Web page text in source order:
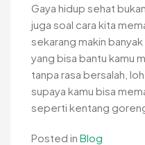
Gaya hidup sehat
juga soal cara kita
sekarang makin
yang bisa bantu kamu
tanpa rasa bersalah,
supaya kamu bisa
seperti kentang
Posted in Blog